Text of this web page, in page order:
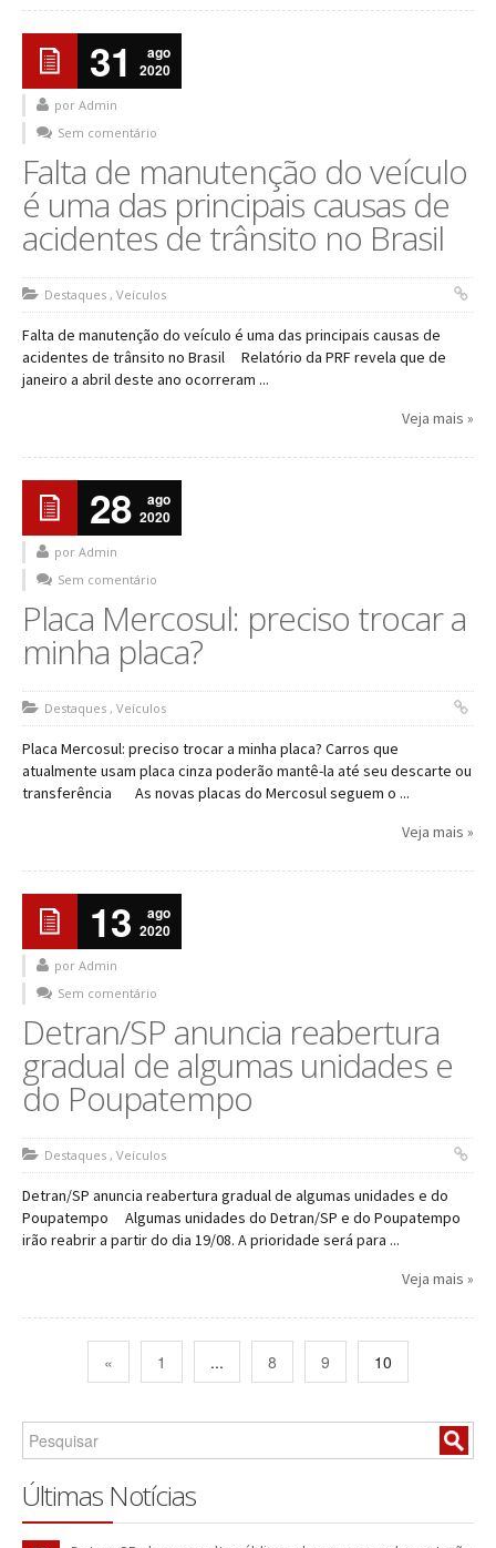
31
ago
2020
por Admin
Sem comentário
Falta de manutenção do veículo
é uma das principais causas de
acidentes de trânsito no Brasil
Destaques , Veículos
Falta de manutenção do veículo é uma das principais causas de
acidentes de trânsito no Brasil Relatório da PRF revela que de
janeiro a abril deste ano ocorreram ...
Veja mais »
28
ago
2020
por Admin
Sem comentário
Placa Mercosul: preciso trocar a
minha placa?
Destaques , Veículos
Placa Mercosul: preciso trocar a minha placa? Carros que
atualmente usam placa cinza poderão mantê-la até seu descarte ou
transferência As novas placas do Mercosul seguem o ...
Veja mais »
13
ago
2020
por Admin
Sem comentário
Detran/SP anuncia reabertura
gradual de algumas unidades e
do Poupatempo
Destaques , Veículos
Detran/SP anuncia reabertura gradual de algumas unidades e do
Poupatempo Algumas unidades do Detran/SP e do Poupatempo
irão reabrir a partir do dia 19/08. A prioridade será para ...
Veja mais »
« 1 ... 8 9 10
Últimas Notícias